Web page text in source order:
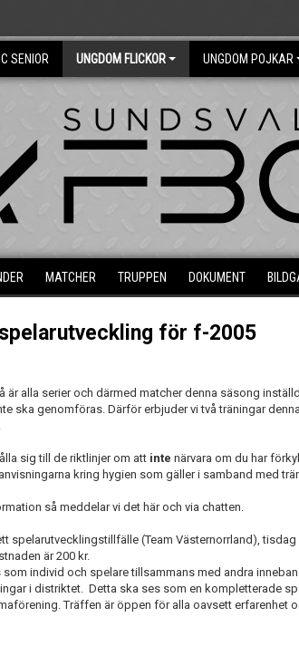
SENIOR UNGDOM FLICKOR UNGDOM POJKAR
MATCHER TRUPPEN DOKUMENT
för f-2005
är alla serier och därmed matcher denna säsong
ska genomföras. Därför erbjuder vi två träningar
sig till de riktlinjer om att inte närvara om du har
kring hygien som gäller i samband med
så meddelar vi det här och via chatten.
spelarutvecklingstillfälle (Team Västernorrland), tisdag
är 200 kr.
individ och spelare tillsammans med andra
i distriktet. Detta ska ses som en kompletterade
Träffen är öppen för alla oavsett erfarenhet